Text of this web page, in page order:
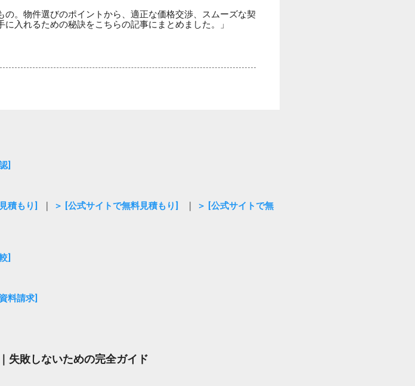
の。物件選びのポイントから、適正な価格交渉、スムーズな契
入れるための秘訣をこちらの記事にまとめました。」
]
積もり] ＞ [公式サイトで無料見積もり]
＞ [公式サイトで無
]
料請求]
失敗しないための完全ガイド